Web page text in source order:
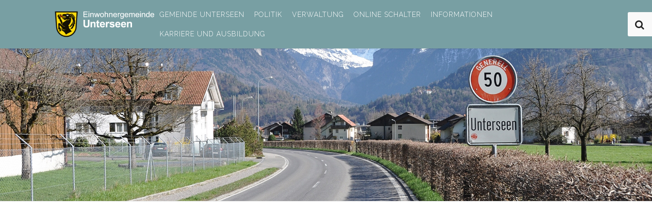
GEMEINDE UNTERSEEN POLITIK VERWALTUNG ONLINE SCHALTER INFORMATIONEN
KARRIERE UND AUSBILDUNG